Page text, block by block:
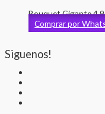
Bouquet Gigante
Comprar por
Siguenos!